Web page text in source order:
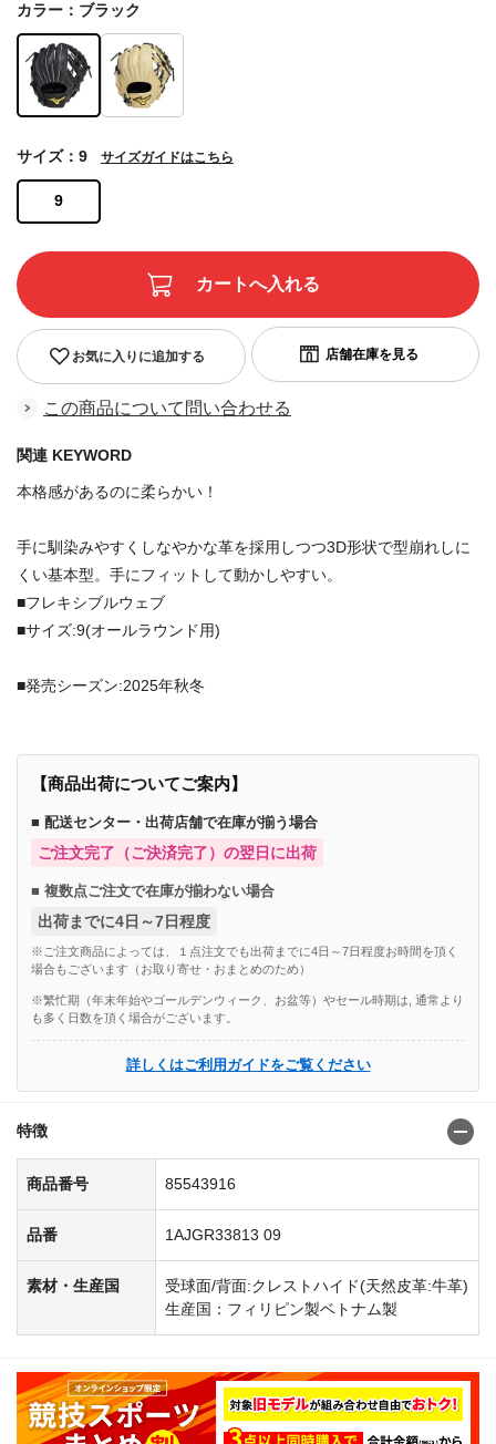
カラー：ブラック
9
サイズ：9 サイズガイドはこちら
お気に入りに追加する
この商品について問い合わせる
関連 KEYWORD
本格感があるのに柔らかい！
手に馴染みやすくしなやかな革を採用しつつ3D形状で型崩れしに
くい基本型。手にフィットして動かしやすい。
■フレキシブルウェブ
■サイズ:9(オールラウンド用)
■発売シーズン:2025年秋冬
【商品出荷についてご案内】
■ 配送センター・出荷店舗で在庫が揃う場合
ご注文完了（ご決済完了）の翌日に出荷
■ 複数点ご注文で在庫が揃わない場合
出荷までに4日～7日程度
※ご注文商品によっては、１点注文でも出荷までに4日～7日程度お時間を頂く
場合もございます（お取り寄せ・おまとめのため）
※繁忙期（年末年始やゴールデンウィーク、お盆等）やセール時期は, 通常より
も多く日数を頂く場合がございます。
詳しくはご利用ガイドをご覧ください
特徴
商品番号 85543916
品番 1AJGR33813 09
素材・生産国
受球面/背面:クレストハイド(天然皮革:牛革)
生産国：フィリピン製ベトナム製